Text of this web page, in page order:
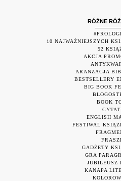
RÓŻNE
10 NAJWAŻNIEJSZYCH
52
AKCJA
ARANŻACJA
BESTSELLERY
BIG BOOK
BOOK
ENGLISH
FESTIWAL
GADŻETY
GRA
JUBILEUSZ
KANAPA